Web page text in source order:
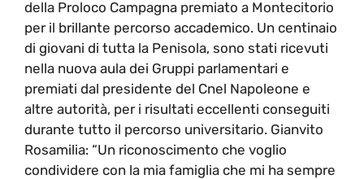
della Proloco Campagna premiato a Montecitorio
per il brillante percorso accademico. Un centinaio
di giovani di tutta la Penisola, sono stati ricevuti
nella nuova aula dei Gruppi parlamentari e
premiati dal presidente del Cnel Napoleone e
altre autorità, per i risultati eccellenti conseguiti
durante tutto il percorso universitario. Gianvito
Rosamilia: “Un riconoscimento che voglio
condividere con la mia famiglia che mi ha sempre